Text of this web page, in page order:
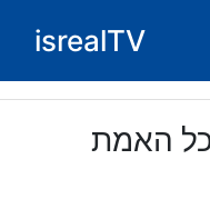
isrealTV
כל האמת